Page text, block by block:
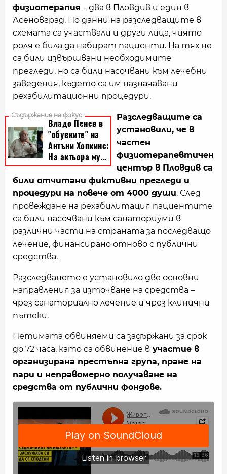
физиотерапия – два в Пловдив и един в
Асеновград. По данни на разследващите в
схемата са участвали и други лица, чиято
роля е била да набират пациенти. На тях не
са били извършвани необходимите
прегледи, но са били насочвани към лечебни
заведения, където са им назначавани
рехабилитационни процедури.
Разследващите са
установили, че в
частен
физиотерапевтичен
център в Пловдив са
били отчитани фиктивни прегледи и
процедури на повече от 4000 души. След
провеждане на рехабилитация пациентите
са били насочвани към санаториуми в
различни части на страната за последващо
лечение, финансирано отново с публични
средства.
Разследването е установило две основни
направления за източване на средства –
чрез санаториално лечение и чрез клинични
пътеки.
Петимата обвиняеми са задържани за срок
до 72 часа, като са обвинение в участие в
организирана престъпна група, пране на
пари и неправомерно получаване на
средства от публични фондове.